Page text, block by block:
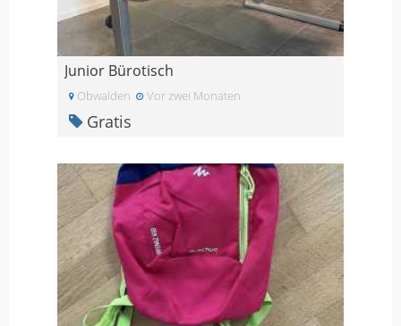
Junior Bürotisch
Obwalden Vor zwei Monaten
Gratis